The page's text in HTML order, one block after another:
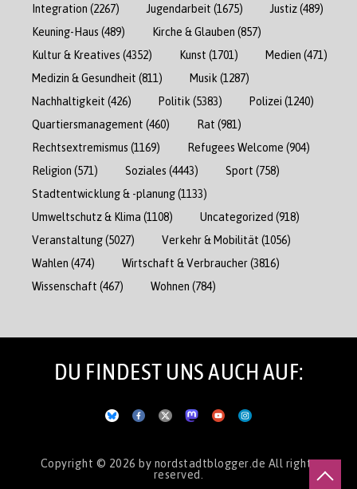
Integration (2267) Jugendarbeit (1675) Justiz(489)
Keuning-Haus (489) Kirche & Glauben (857)
Kultur & Kreatives (4352) Kunst (1701) Medien (471)
Medizin & Gesundheit (811) Musik (1287)
Nachhaltigkeit (426) Politik (5383) Polizei (1240)
Quartiersmanagement (460) Rat (981)
Rechtsextremismus (1169) Refugees Welcome (904)
Religion (571) Soziales (4443) Sport (758)
Stadtentwicklung & -planung(1133)
Umweltschutz & Klima (1108) Uncategorized (918)
Veranstaltung(5027) Verkehr & Mobilität (1056)
Wahlen (474) Wirtschaft & Verbraucher(3816)
Wissenschaft (467) Wohnen (784)
DU FINDEST UNS AUCH AUF:
Copyright © 2026 by nordstadtblogger.de All rights
reserved.